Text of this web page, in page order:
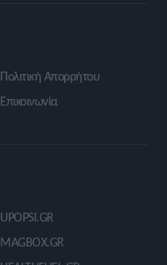
Πολιτική Απορρήτου
Επικοινωνία
UPOPSI.GR
MAGBOX.GR